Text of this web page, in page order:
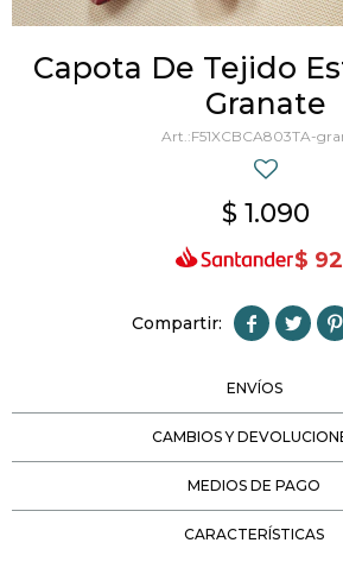
Capota De Tejido
Granate
F51XCBCA803TA-
$ 1.090
$
  
ENVÍOS
CAMBIOS Y
MEDIOS DE PAGO
CARACTERÍSTICAS